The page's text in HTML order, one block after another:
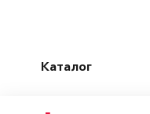
Каталог